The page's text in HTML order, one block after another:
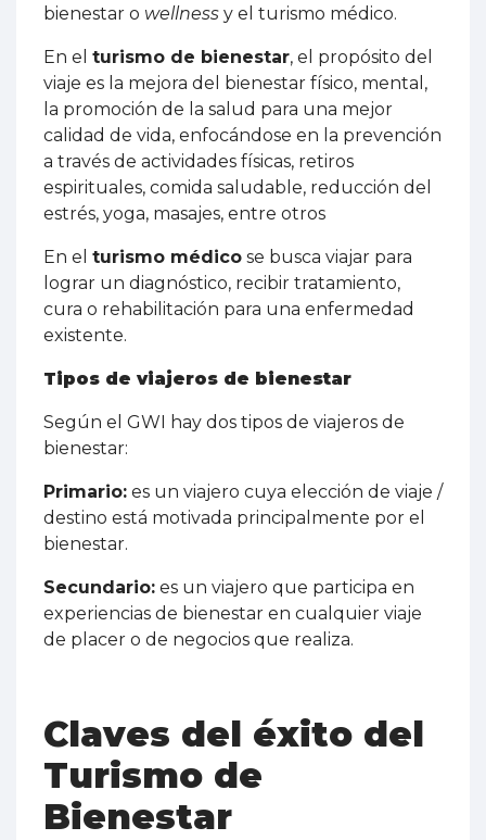
bienestar o wellness y el turismo médico.
En el turismo de bienestar, el propósito del
viaje es la mejora del bienestar físico, mental,
la promoción de la salud para una mejor
calidad de vida, enfocándose en la prevención
a través de actividades físicas, retiros
espirituales, comida saludable, reducción del
estrés, yoga, masajes, entre otros
En el turismo médico se busca viajar para
lograr un diagnóstico, recibir tratamiento,
cura o rehabilitación para una enfermedad
existente.
Tipos de viajeros de bienestar
Según el GWI hay dos tipos de viajeros de
bienestar:
Primario: es un viajero cuya elección de viaje /
destino está motivada principalmente por el
bienestar.
Secundario: es un viajero que participa en
experiencias de bienestar en cualquier viaje
de placer o de negocios que realiza.
Claves del éxito del
Turismo de
Bienestar